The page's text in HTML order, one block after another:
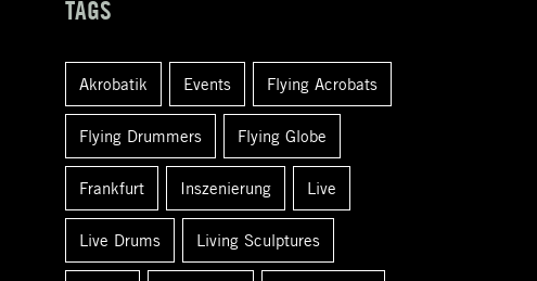
n
h
TAGS
Akrobatik Events Flying Acrobats
Flying Drummers Flying Globe
Frankfurt Inszenierung Live
Live Drums Living Sculptures